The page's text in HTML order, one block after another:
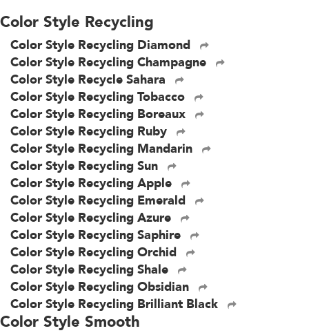
Color Style Recycling
Color Style Recycling Diamond
Color Style Recycling Champagne
Color Style Recycle Sahara
Color Style Recycling Tobacco
Color Style Recycling Boreaux
Color Style Recycling Ruby
Color Style Recycling Mandarin
Color Style Recycling Sun
Color Style Recycling Apple
Color Style Recycling Emerald
Color Style Recycling Azure
Color Style Recycling Saphire
Color Style Recycling Orchid
Color Style Recycling Shale
Color Style Recycling Obsidian
Color Style Recycling Brilliant Black
Color Style Smooth